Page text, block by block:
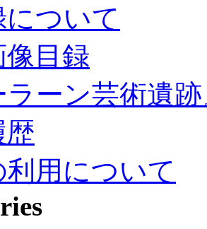
ついて
目録
ラーン芸術遺
歴
利用について